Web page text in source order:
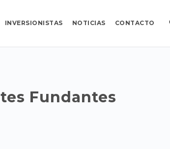
INVERSIONISTAS NOTICIAS CONTACTO
Fundantes